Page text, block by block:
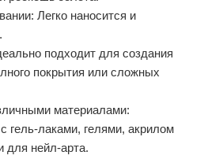
Легко наносится и
подходит для создания
покрытия или сложных
материалами:
гель-лаками, гелями, акрилом
для нейл-арта.